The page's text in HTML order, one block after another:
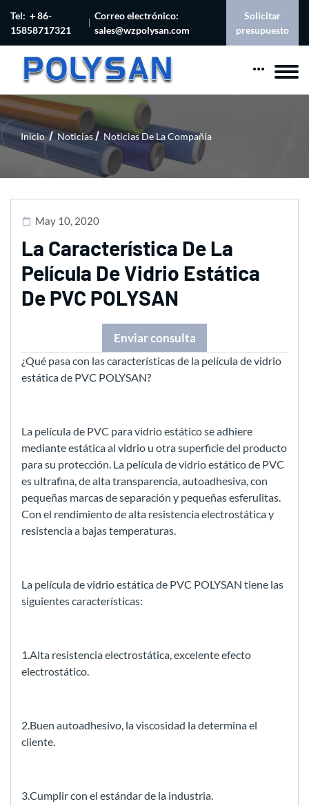
Tel: ＋86-
15858717321
Correo electrónico:
sales@wzpolysan.com
Solicitar
presupuesto
Inicio Noticias Noticias De La Compañía
May 10, 2020
La Característica De La
Película De Vidrio Estática
De PVC POLYSAN
Enviar consulta
¿Qué pasa con las características de la película de vidrio
estática de PVC POLYSAN?
La película de PVC para vidrio estático se adhiere
mediante estática al vidrio u otra superficie del producto
para su protección. La película de vidrio estático de PVC
es ultrafina, de alta transparencia, autoadhesiva, con
pequeñas marcas de separación y pequeñas esferulitas.
Con el rendimiento de alta resistencia electrostática y
resistencia a bajas temperaturas.
La película de vidrio estática de PVC POLYSAN tiene las
siguientes características:
1.Alta resistencia electrostática, excelente efecto
electrostático.
2.Buen autoadhesivo, la viscosidad la determina el
cliente.
3.Cumplir con el estándar de la industria.